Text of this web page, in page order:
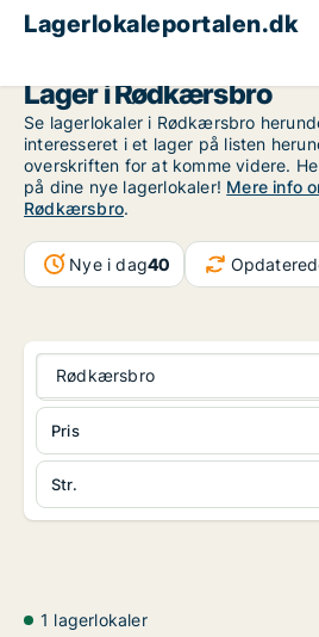
Lagerlokaleportalen.dk
Lager i Rødkærsbro
Se lagerlokaler i Rødkærsbro
interesseret i et lager på listen
overskriften for at komme videre.
på dine nye lagerlokaler! Mere info
Rødkærsbro.
Nye i dag40
Rødkærsbro
Str.
Pris
1 lagerlokaler